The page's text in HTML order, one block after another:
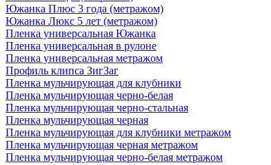
Южанка Плюс 3 года (метражом)
Южанка Люкс 5 лет (метражом)
Пленка универсальная Южанка
Пленка универсальная в рулоне
Пленка универсальная метражом
Профиль клипса ЗигЗаг
Пленка мульчирующая для клубники
Пленка мульчирующая черно-белая
Пленка мульчирующая черно-стальная
Пленка мульчирующая черная
Пленка мульчирующая для клубники метражом
Пленка мульчирующая черная метражом
Пленка мульчирующая черно-белая метражом